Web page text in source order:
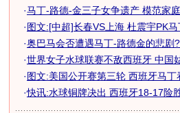
·马丁-路德-金三子女争遗产 模范家庭
·图文:[中超]长春VS上海 杜震宇PK马
·奥巴马会否遭遇马丁-路德金的悲剧
·世界女子水球联赛不敌西班牙 中国
·图文:美国公开赛第三轮 西班牙马丁
·快讯:水球铜牌决出 西班牙18-17险